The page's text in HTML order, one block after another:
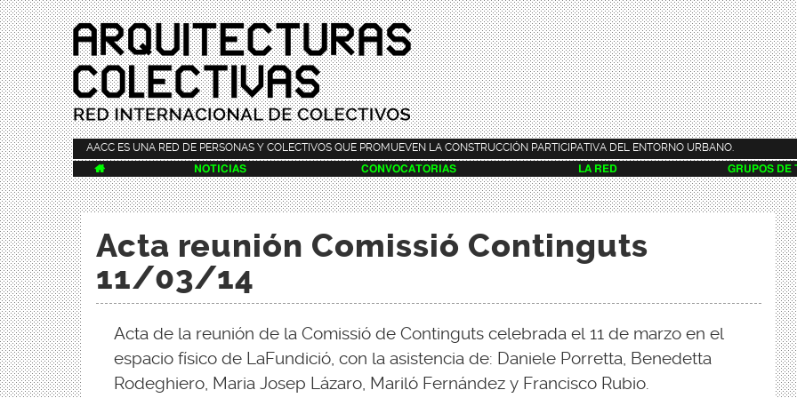
Pasar al
contenido
principal
AACC ES UNA RED DE PERSONAS Y COLECTIVOS QUE PROMUEVEN LA CONSTRUCCIÓN PARTICIPATIVA DEL ENTORNO URBANO.
 NOTICIAS CONVOCATORIAS LA RED GRUPOS DE
Acta reunión Comissió Continguts
11/03/14
Acta de la reunión de la Comissió de Continguts celebrada el 11 de marzo en el
espacio físico de LaFundició, con la asistencia de: Daniele Porretta, Benedetta
Rodeghiero, Maria Josep Lázaro, Mariló Fernández y Francisco Rubio.